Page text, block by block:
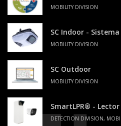
MOBILITY DIVISION
SC Indoor -
MOBILITY DIVISION
SC Outdoor
MOBILITY DIVISION
SmartLPR® -
DETECTION DIVISION,